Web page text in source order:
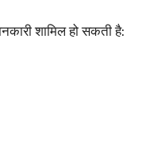
शामिल हो सकती है: